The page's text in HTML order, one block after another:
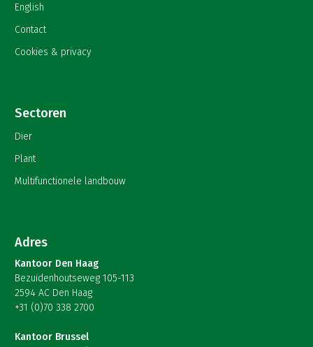
English
Contact
Cookies & privacy
Sectoren
Dier
Plant
Multifunctionele landbouw
Adres
Kantoor Den Haag
Bezuidenhoutseweg 105-113
2594 AC Den Haag
+31 (0)70 338 2700
Kantoor Brussel